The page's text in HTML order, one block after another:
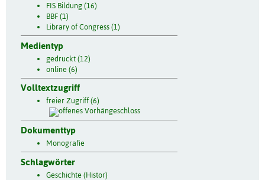
FIS Bildung (16)
BBF (1)
Library of Congress (1)
Medientyp
gedruckt (12)
online (6)
Volltextzugriff
freier Zugriff (6)
Dokumenttyp
Monografie
Schlagwörter
Geschichte (Histor)